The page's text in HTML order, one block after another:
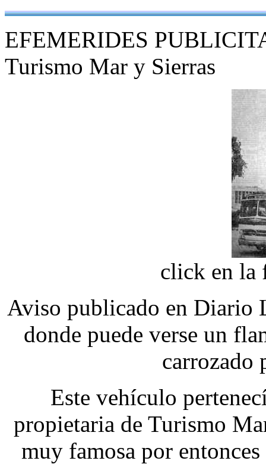
EFEMERIDES
Turismo Mar y Sierras
click en la
Aviso publicado en Diario
donde puede verse un
carrozado
Este vehículo
propietaria de Turismo
muy famosa por